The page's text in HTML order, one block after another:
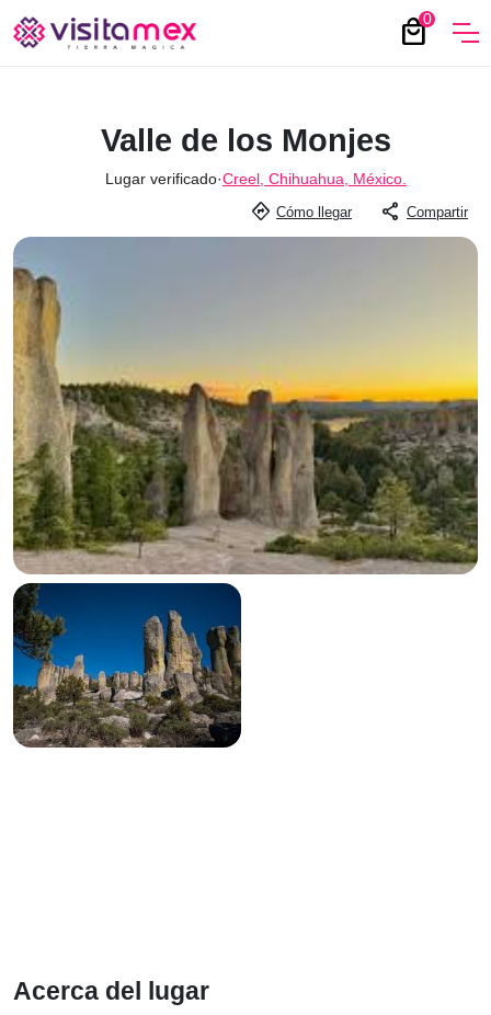
0
local_mall
Valle de los Monjes
Lugar verificado·Creel, Chihuahua, México.
directions Cómo llegar share Compartir
Acerca del lugar